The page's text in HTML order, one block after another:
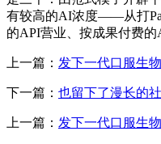
有较高的AI浓度——从打
的API营业、按成果付费的
上一篇： 发下一代口服生
下一篇： 也留下了漫长的
上一篇： 发下一代口服生